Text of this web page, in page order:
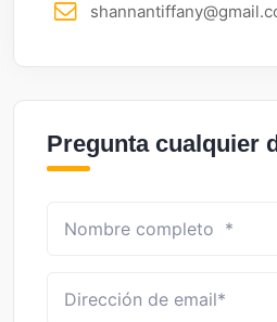
Pregunta cualquier